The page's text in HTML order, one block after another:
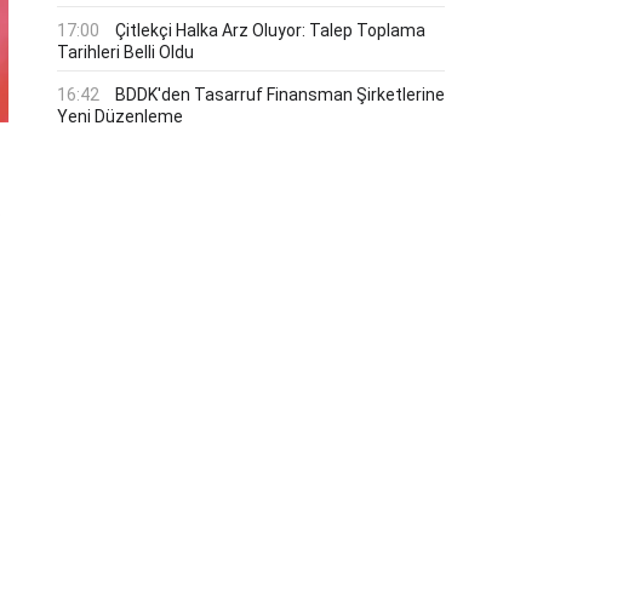
17:00
Çitlekçi Halka Arz Oluyor: Talep Toplama
Tarihleri Belli Oldu
16:42
BDDK'den Tasarruf Finansman Şirketlerine
Yeni Düzenleme